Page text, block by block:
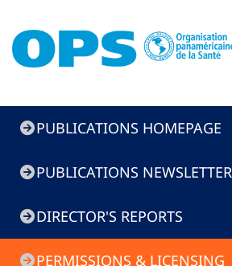
Menú
de
Publicaciones
PUBLICATIONS HOMEPAGE
PUBLICATIONS NEWSLETTER
DIRECTOR'S REPORTS
PERMISSIONS & LICENSING